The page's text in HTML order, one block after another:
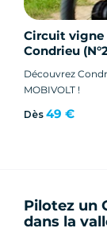
Circuit vigne
Condrieu
Découvrez
MOBIVOLT !
Dès 49 €
Pilotez un
dans la